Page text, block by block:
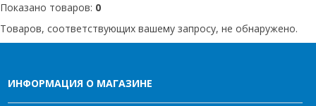
Показано товаров: 0
Товаров, соответствующих вашему запросу, не обнаружено.
ИНФОРМАЦИЯ О МАГАЗИНЕ